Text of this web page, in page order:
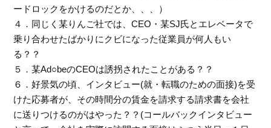
ードロックをかけるのだとか、、、）
４．同じく某りんご社では、CEO・某SJ氏とエレベータで
乗り合わせたばかりにクビになった従業員が何人もい
る？？
５．某Ad○beのCEOは誘拐されたことがある？？
６．好景気の頃、インタビュー(就・転職のための面接)を受
けた応募者が、その時間分の賃金を請求する請求書を会社
に送りつけるのがはやった？？(コールバックインタビュー